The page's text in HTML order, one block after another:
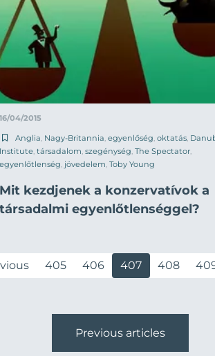
16/04/2015
Anglia Nagy-Britannia egyenlőség oktatás
Institute társadalom szegénység The Spectator
egyenlőtlenség jövedelem Toby Young
Mit kezdjenek a konzervatívok a
társadalmi egyenlőtlenséggel?
405 406 407 408
Previous articles